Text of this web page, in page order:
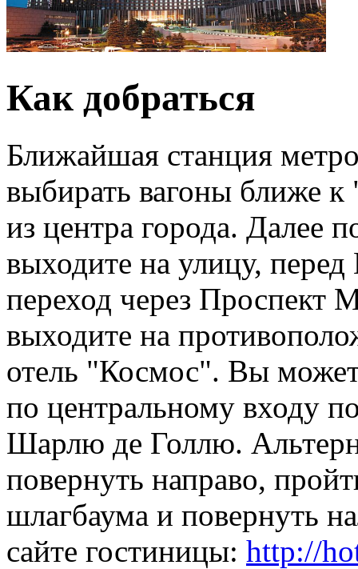
Как добраться
Ближайшая станция
выбирать вагоны ближе
из центра города. Далее
выходите на улицу,
переход через Проспект
выходите на
отель "Космос". Вы
по центральному входу
Шарлю де Голлю.
повернуть направо,
шлагбаума и повернуть
сайте гостиницы: http://